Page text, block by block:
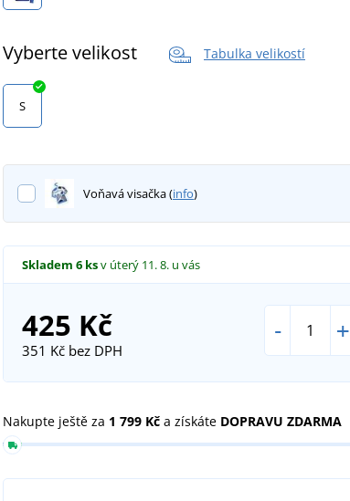
Vyberte velikost Tabulka velikostí
S
Voňavá visačka (info)
Skladem 6 ksv úterý 11. 8. u vás
425 Kč
351 Kčbez DPH
- +
Nakupte ještě za 1 799 Kč a získáte DOPRAVU ZDARMA